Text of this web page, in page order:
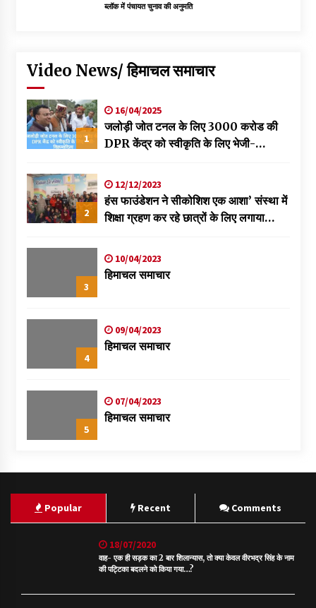
ब्लॉक में पंचायत चुनाव की अनुमति
Video News/ हिमाचल समाचार
1
16/04/2025
जलोड़ी जोत टनल के लिए 3000 करोड की
DPR केंद्र को स्वीकृति के लिए भेजी-
2
12/12/2023
हंस फाउंडेशन ने सीकोशिश एक आशा’ संस्था में
शिक्षा ग्रहण कर रहे छात्रों के लिए लगाया
3
10/04/2023
हिमाचल समाचार
4
09/04/2023
हिमाचल समाचार
5
07/04/2023
हिमाचल समाचार
Popular Recent Comments
18/07/2020
वाह- एक ही सड़क का 2 बार शिलान्यास, तो क्या केवल वीरभद्र सिंह के नाम
की पट्टिका बदलने को किया गया…?